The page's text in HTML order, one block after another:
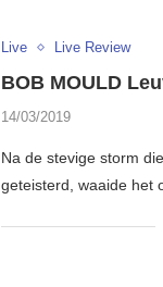
Live Live Review
BOB MOULD
14/03/2019
Na de stevige storm
geteisterd, waaide het